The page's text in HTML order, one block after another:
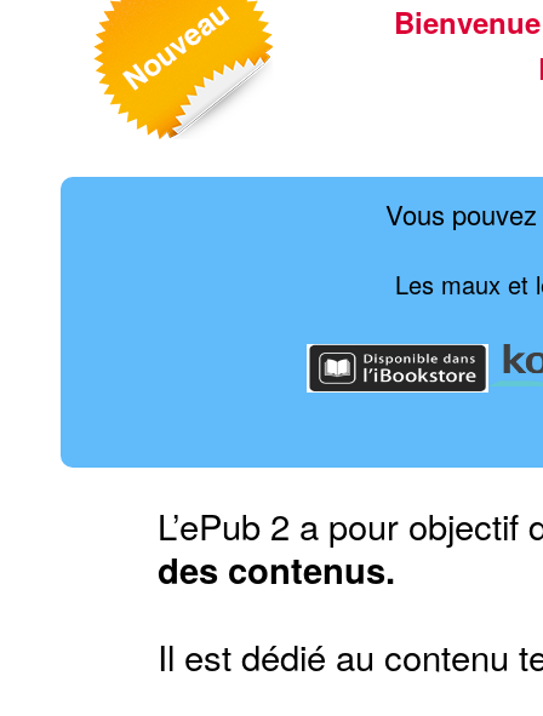
Vous
Les maux et
L’ePub 2 a pour
des contenus.
Il est dédié au contenu